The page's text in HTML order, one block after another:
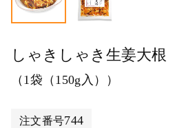
しゃきしゃき生姜大根
（1袋（150g入））
注文番号744